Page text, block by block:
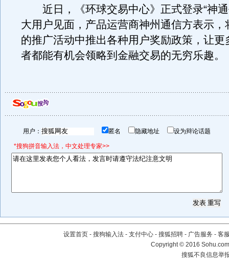
近日，《环球交易中心》正式登录“神通
大用户见面，产品运营商神州通信方表示，
的推广活动中推出各种用户奖励政策，让更
者都能有机会领略到金融交易的无穷乐趣。
用户： 匿名 隐藏地址 设为辩论话题
*搜狗拼音输入法，中文处理专家>>
设置首页 - 搜狗输入法 - 支付中心 - 搜狐招聘 - 广告服务 - 客
Copyright©2016
搜狐不良信息举